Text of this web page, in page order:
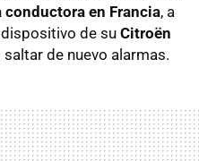
conductora en Francia, a
de suCitroën
de nuevo alarmas.